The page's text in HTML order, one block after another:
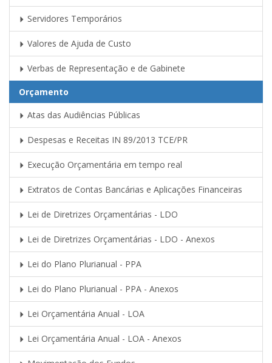
Servidores Temporários
Valores de Ajuda de Custo
Verbas de Representação e de Gabinete
Orçamento
Atas das Audiências Públicas
Despesas e Receitas IN 89/2013 TCE/PR
Execução Orçamentária em tempo real
Extratos de Contas Bancárias e Aplicações Financeiras
Lei de Diretrizes Orçamentárias - LDO
Lei de Diretrizes Orçamentárias - LDO - Anexos
Lei do Plano Plurianual - PPA
Lei do Plano Plurianual - PPA - Anexos
Lei Orçamentária Anual - LOA
Lei Orçamentária Anual - LOA - Anexos